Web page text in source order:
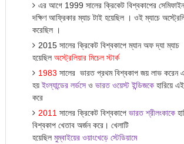
এর আগে 1999 সালের ক্রিকেট বিশ্বকাপের
দক্ষিণ আফ্রিকার ম্যাচ টাই হয়েছিল । ওই ম্যাচে
করেছিল ।
2015 সালের ক্রিকেট বিশ্বকাপে ম্যান অফ দ্যা ম্যাচ
হয়েছিল অস্ট্রেলিয়ার মিচেল স্টার্ক
1983 সালের ভারত প্রথম বিশ্বকাপ জয়লাভ করেন
হয় ইংল্যান্ডের লর্ডসেও ভারত ওয়েস্ট ইন্ডিজকে হারিয়ে
করে
2011 সালের ক্রিকেট বিশ্বকাপে ভারত শ্রীলংকাকে
বিশ্বকাপ খেতাব অর্জন করে। খেলাটি
হয়েছিল মুম্বাইয়ের ওয়াংখেড়ে স্টেডিয়ামে